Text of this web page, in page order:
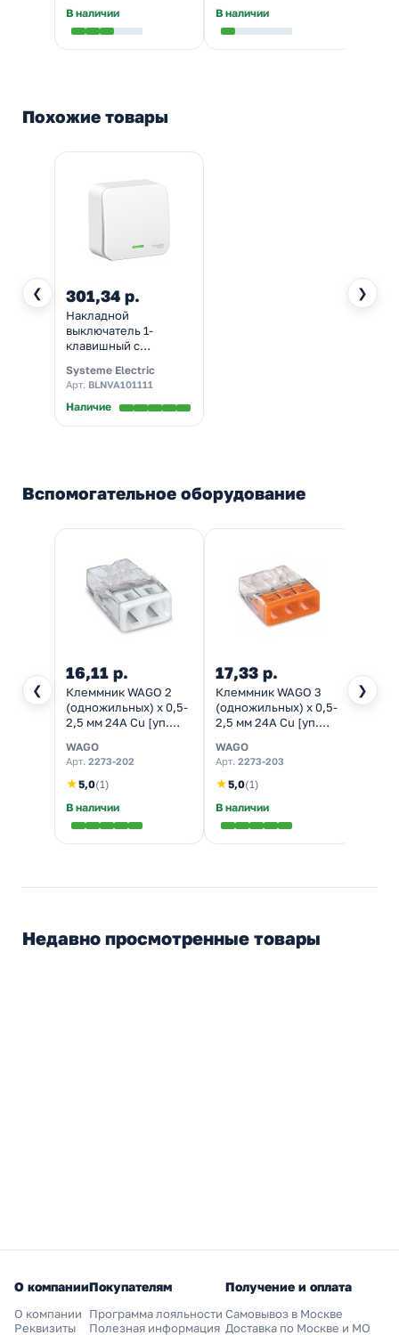
В наличии В наличии
Похожие товары
❮ ❯
301,34 р.
Накладной
выключатель 1-
клавишный с
10А 250В белый
изол.пластина
Systeme Electric
Арт. BLNVA101111
Наличие
Вспомогательное оборудование
❮ ❯
16,11 р.
Клеммник WAGO 2
(одножильных) х 0,5-
2,5 мм 24A Cu [уп.
WAGO
Арт. 2273-202
★5,0(1)
В наличии
17,33 р.
Клеммник WAGO 3
(одножильных) х 0,5-
2,5 мм 24A Cu [уп.
WAGO
Арт. 2273-203
★5,0(1)
В наличии
Недавно просмотренные товары
О компании
О компании
Реквизиты
Покупателям
Программа лояльности
Полезная информация
Получение и оплата
Самовывоз в Москве
Доставка по Москве и МО